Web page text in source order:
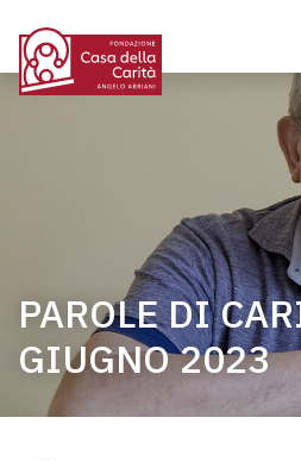
PAROLE DI
GIUGNO 2023